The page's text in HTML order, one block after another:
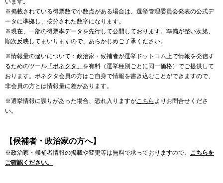
います。
※掲載されている得票数で小数点がある場合は、選挙管理委員会発表の公式デ
ータに準拠し、按分された数字になります。
※現在、一部の得票率データを先行して公開しております。準備が整い次第、
順次反映してまいりますので、あらかじめご了承ください。
※情報量の違いについて：政治家・候補者が選挙ドットコム上で情報を発信す
るためのツール 「ボネクタ」 を有料（選挙種別ごとに同一価格）でご提供して
おります。ボネクタ会員の方はご自身で情報を書き込むことができますので、
非会員の方とは情報量に差があります。
※選挙情報に誤りがあった場合、恐れ入りますがこちら よりお問合せくださ
い。
【候補者・政治家の方へ】
※政治家・候補者情報の掲載や変更等は無料で承っておりますので、 こちらを
ご確認ください。